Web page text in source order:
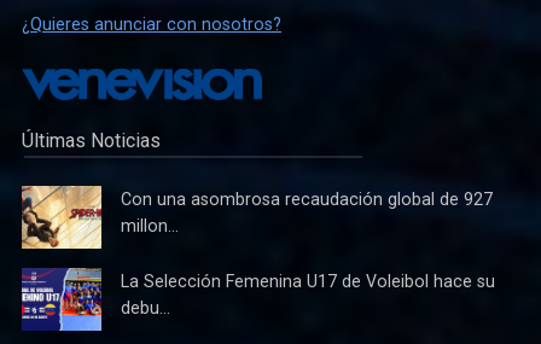
¿Quieres anunciar con nosotros?
Últimas Noticias
Con una asombrosa recaudación global de 927
millon...
La Selección Femenina U17 de Voleibol hace su
debu...